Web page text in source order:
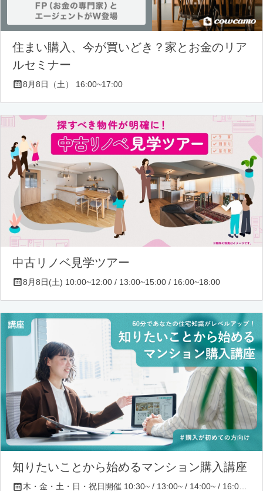
住まい購入、今が買いどき？家とお金のリア
ルセミナー
8月8日（土） 16:00~17:00
中古リノベ見学ツアー
8月8日(土) 10:00~12:00 / 13:00~15:00 / 16:00~18:00
知りたいことから始めるマンション購入講座